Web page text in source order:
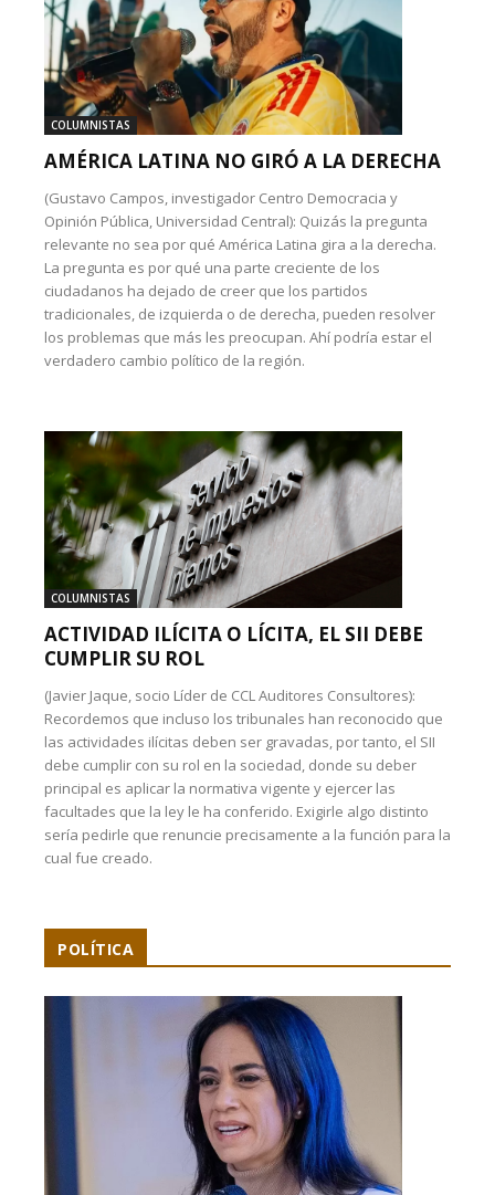
COLUMNISTAS
AMÉRICA LATINA NO GIRÓ A LA DERECHA
(Gustavo Campos, investigador Centro Democracia y
Opinión Pública, Universidad Central): Quizás la pregunta
relevante no sea por qué América Latina gira a la derecha.
La pregunta es por qué una parte creciente de los
ciudadanos ha dejado de creer que los partidos
tradicionales, de izquierda o de derecha, pueden resolver
los problemas que más les preocupan. Ahí podría estar el
verdadero cambio político de la región.
COLUMNISTAS
ACTIVIDAD ILÍCITA O LÍCITA, EL SII DEBE
CUMPLIR SU ROL
(Javier Jaque, socio Líder de CCL Auditores Consultores):
Recordemos que incluso los tribunales han reconocido que
las actividades ilícitas deben ser gravadas, por tanto, el SII
debe cumplir con su rol en la sociedad, donde su deber
principal es aplicar la normativa vigente y ejercer las
facultades que la ley le ha conferido. Exigirle algo distinto
sería pedirle que renuncie precisamente a la función para la
cual fue creado.
POLÍTICA